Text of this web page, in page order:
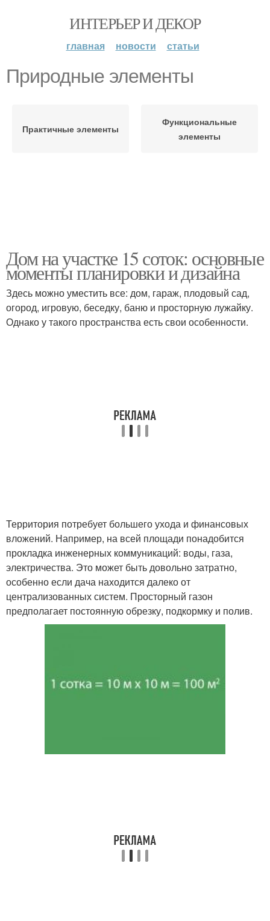
ИНТЕРЬЕР И ДЕКОР
главная новости статьи
Природные элементы
Практичные элементы
Функциональные
элементы
Дом на участке 15 соток: основные
моменты планировки и дизайна
Здесь можно уместить все: дом, гараж, плодовый сад,
огород, игровую, беседку, баню и просторную лужайку.
Однако у такого пространства есть свои особенности.
Территория потребует большего ухода и финансовых
вложений. Например, на всей площади понадобится
прокладка инженерных коммуникаций: воды, газа,
электричества. Это может быть довольно затратно,
особенно если дача находится далеко от
централизованных систем. Просторный газон
предполагает постоянную обрезку, подкормку и полив.